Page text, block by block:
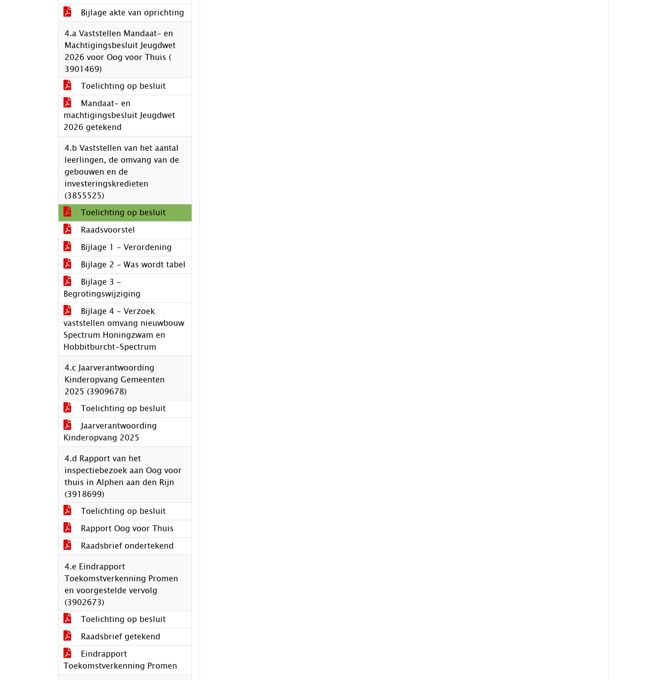
Bijlage akte van oprichting
4.a Vaststellen Mandaat- en
Machtigingsbesluit Jeugdwet
2026 voor Oog voor Thuis (
3901469)
Toelichting op besluit
Mandaat- en
machtigingsbesluit Jeugdwet
2026 getekend
4.b Vaststellen van het aantal
leerlingen, de omvang van de
gebouwen en de
investeringskredieten
(3855525)
Toelichting op besluit
Raadsvoorstel
Bijlage 1 - Verordening
Bijlage 2 - Was wordt tabel
Bijlage 3 -
Begrotingswijziging
Bijlage 4 - Verzoek
vaststellen omvang nieuwbouw
Spectrum Honingzwam en
Hobbitburcht-Spectrum
4.c Jaarverantwoording
Kinderopvang Gemeenten
2025 (3909678)
Toelichting op besluit
Jaarverantwoording
Kinderopvang 2025
4.d Rapport van het
inspectiebezoek aan Oog voor
thuis in Alphen aan den Rijn
(3918699)
Toelichting op besluit
Rapport Oog voor Thuis
Raadsbrief ondertekend
4.e Eindrapport
Toekomstverkenning Promen
en voorgestelde vervolg
(3902673)
Toelichting op besluit
Raadsbrief getekend
Eindrapport
Toekomstverkenning Promen